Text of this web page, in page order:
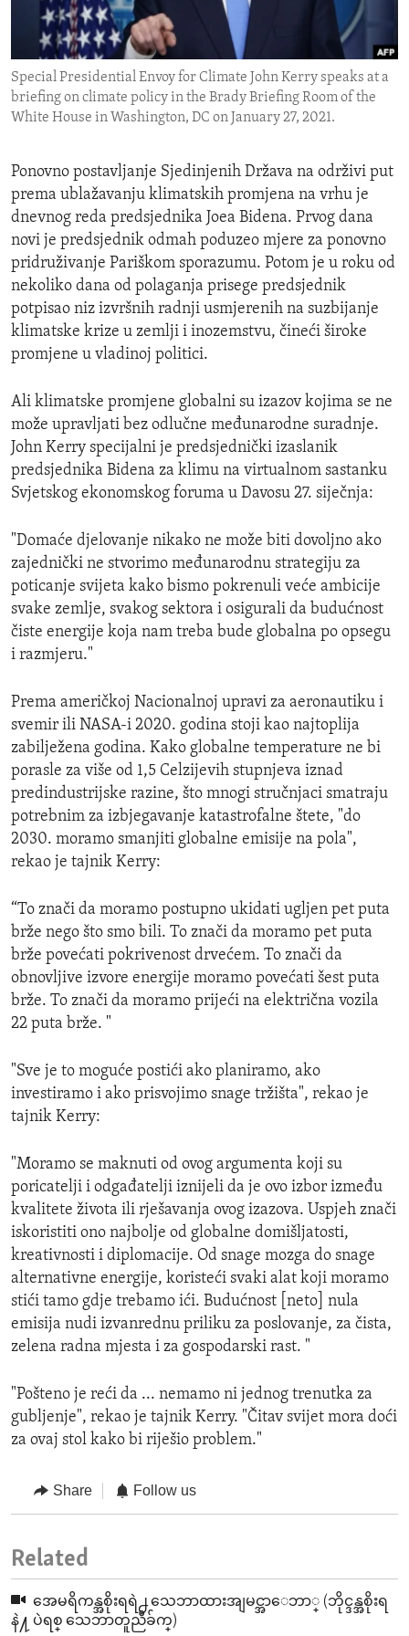
ENVIRONMENT AND HEALTH
IDEALS AND INSTITUTIONS
Special Presidential Envoy for Climate John Kerry speaks at a
briefing on climate policy in the Brady Briefing Room of the
White House in Washington, DC on January 27, 2021.
Ponovno postavljanje Sjedinjenih Država na održivi put
prema ublažavanju klimatskih promjena na vrhu je
dnevnog reda predsjednika Joea Bidena. Prvog dana
novi je predsjednik odmah poduzeo mjere za ponovno
pridruživanje Pariškom sporazumu. Potom je u roku od
nekoliko dana od polaganja prisege predsjednik
potpisao niz izvršnih radnji usmjerenih na suzbijanje
klimatske krize u zemlji i inozemstvu, čineći široke
promjene u vladinoj politici.
Ali klimatske promjene globalni su izazov kojima se ne
može upravljati bez odlučne međunarodne suradnje.
John Kerry specijalni je predsjednički izaslanik
predsjednika Bidena za klimu na virtualnom sastanku
Svjetskog ekonomskog foruma u Davosu 27. siječnja:
"Domaće djelovanje nikako ne može biti dovoljno ako
zajednički ne stvorimo međunarodnu strategiju za
poticanje svijeta kako bismo pokrenuli veće ambicije
svake zemlje, svakog sektora i osigurali da budućnost
čiste energije koja nam treba bude globalna po opsegu
i razmjeru."
Prema američkoj Nacionalnoj upravi za aeronautiku i
svemir ili NASA-i 2020. godina stoji kao najtoplija
zabilježena godina. Kako globalne temperature ne bi
porasle za više od 1,5 Celzijevih stupnjeva iznad
predindustrijske razine, što mnogi stručnjaci smatraju
potrebnim za izbjegavanje katastrofalne štete, "do
2030. moramo smanjiti globalne emisije na pola",
rekao je tajnik Kerry:
“To znači da moramo postupno ukidati ugljen pet puta
brže nego što smo bili. To znači da moramo pet puta
brže povećati pokrivenost drvećem. To znači da
obnovljive izvore energije moramo povećati šest puta
brže. To znači da moramo prijeći na električna vozila
22 puta brže. "
"Sve je to moguće postići ako planiramo, ako
investiramo i ako prisvojimo snage tržišta", rekao je
tajnik Kerry:
"Moramo se maknuti od ovog argumenta koji su
poricatelji i odgađatelji iznijeli da je ovo izbor između
kvalitete života ili rješavanja ovog izazova. Uspjeh znači
iskoristiti ono najbolje od globalne domišljatosti,
kreativnosti i diplomacije. Od snage mozga do snage
alternativne energije, koristeći svaki alat koji moramo
stići tamo gdje trebamo ići. Budućnost [neto] nula
emisija nudi izvanrednu priliku za poslovanje, za čista,
zelena radna mjesta i za gospodarski rast. "
"Pošteno je reći da ... nemamo ni jednog trenutka za
gubljenje", rekao je tajnik Kerry. "Čitav svijet mora doći
za ovaj stol kako bi riješio problem."
Share Follow us
Related
အေမရိကန္အစိုးရရဲ႕ သေဘာထားအျမင္အာေဘာ္ (ဘိုင္ဒန္အစိုးရ
နဲ႔ ပဲရစ္ သေဘာတူညီခ်က္)